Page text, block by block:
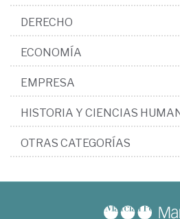
DERECHO
ECONOMÍA
EMPRESA
HISTORIA Y CIENCIAS
OTRAS CATEGORÍAS